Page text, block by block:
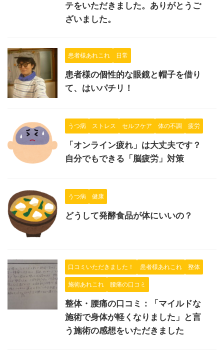
テをいただきました。ありがとうご
ざいました。
患者様あれこれ 日常
患者様の個性的な眼鏡と帽子を借り
て、はいパチリ！
うつ病 ストレス セルフケア 体の不調 疲労
「オンライン疲れ」は大丈夫です？
自分でもできる「脳疲労」対策
うつ病 健康
どうして発酵食品が体にいいの？
口コミいただきました！ 患者様あれこれ 整体
施術あれこれ 腰痛の口コミ
整体・腰痛の口コミ：「マイルドな
施術で身体が軽くなりました」と言
う施術の感想をいただきました